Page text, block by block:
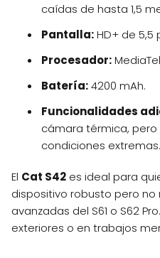
caídas de hasta 1,5
Pantalla:HD+ de 5,5
Procesador:
Batería:4200 mAh.
Funcionalidades
cámara térmica,
condiciones extremas.
El Cat S42 es ideal para
dispositivo robusto pero no
avanzadas del S61 o S62
exteriores o en trabajos